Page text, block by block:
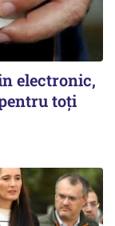
electronic,
toți